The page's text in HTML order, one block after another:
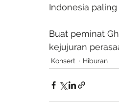
Indonesia
Buat peminat
kejujuran
Konsert Hiburan